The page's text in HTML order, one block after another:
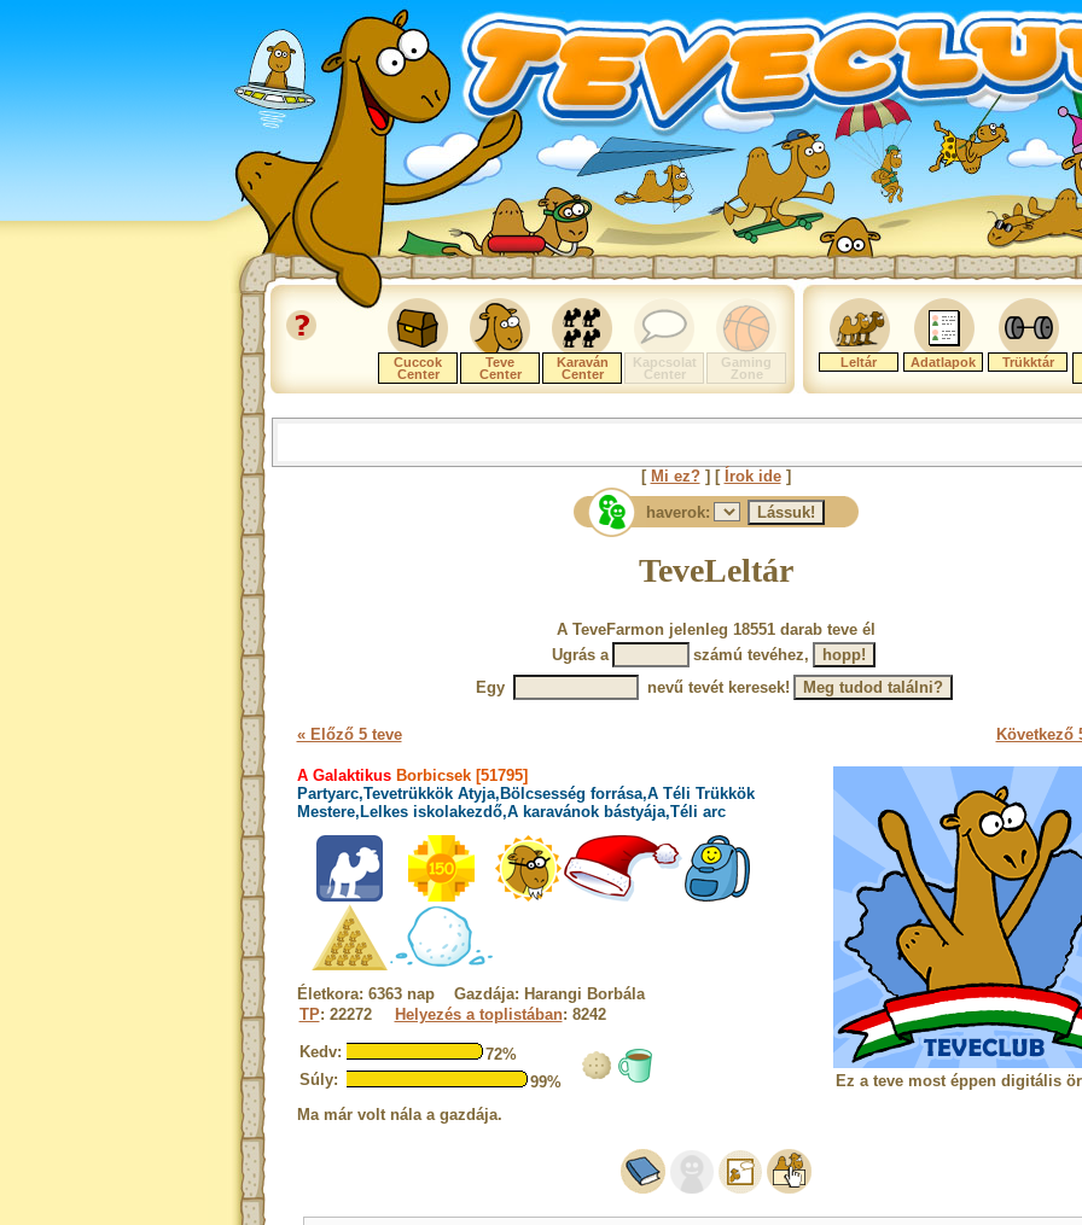
Cuccok
Center
Teve
Center
Karaván
Center
Kapcsolat
Center
Gaming
Zone
Leltár Adatlapok Trükktár
[ Mi ez?] [ Írok ide]
haverok:
TeveLeltár
A TeveFarmon jelenleg 18551 darab teve él
Ugrás a
számú tevéhez,
Egy
nevű tevét keresek!
« Előző 5 teve Következő
A GalaktikusBorbicsek [51795]
Partyarc,Tevetrükkök Atyja,Bölcsesség forrása,A Téli Trükkök
Mestere,Lelkes iskolakezdő,A karavánok bástyája,Téli arc
Életkora: 6363 nap Gazdája: Harangi Borbála
TP: 22272 Helyezés a toplistában: 8242
Kedv:
72%
Súly:
99%
Ma már volt nála a gazdája.
Ez a teve most éppen digitális